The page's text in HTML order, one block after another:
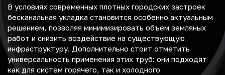
В условиях современных плотных городских застроек
бесканальная укладка становится особенно актуальным
решением, позволяя минимизировать объём земляных
работ и снизить воздействие на существующую
инфраструктуру. Дополнительно стоит отметить
универсальность применения этих труб: они подходят
как для систем горячего, так и холодного